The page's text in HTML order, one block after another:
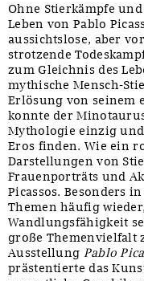
Ohne Stierkämpfe
Leben von Pablo
aussichtslose, aber
strotzende
zum Gleichnis des
mythische Mensch-
Erlösung von seinem
konnte der
Mythologie einzig
Eros finden. Wie ein
Darstellungen von
Frauenporträts und
Picassos. Besonders
Themen häufig
Wandlungsfähigkeit
große Themenvielfalt
Ausstellung Pablo
prästentierte das